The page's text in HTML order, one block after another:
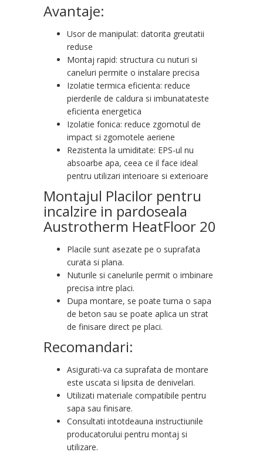
Avantaje:
Usor de manipulat: datorita greutatii
reduse
Montaj rapid: structura cu nuturi si
caneluri permite o instalare precisa
Izolatie termica eficienta: reduce
pierderile de caldura si imbunatateste
eficienta energetica
Izolatie fonica: reduce zgomotul de
impact si zgomotele aeriene
Rezistenta la umiditate: EPS-ul nu
absoarbe apa, ceea ce il face ideal
pentru utilizari interioare si exterioare
Montajul Placilor pentru
incalzire in pardoseala
Austrotherm HeatFloor 20
Placile sunt asezate pe o suprafata
curata si plana.
Nuturile si canelurile permit o imbinare
precisa intre placi.
Dupa montare, se poate turna o sapa
de beton sau se poate aplica un strat
de finisare direct pe placi.
Recomandari:
Asigurati-va ca suprafata de montare
este uscata si lipsita de denivelari.
Utilizati materiale compatibile pentru
sapa sau finisare.
Consultati intotdeauna instructiunile
producatorului pentru montaj si
utilizare.